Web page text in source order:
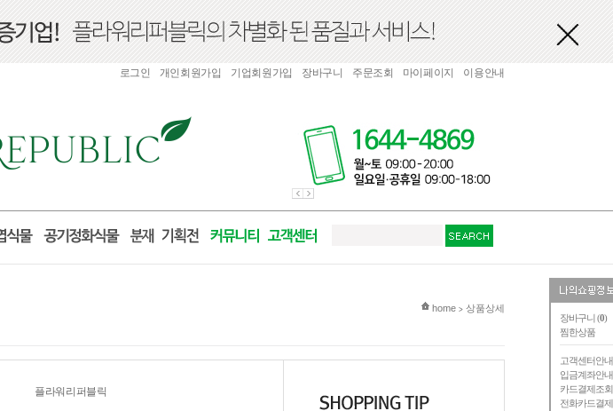
장바구니 (0)
찜한상품
고객센터안내
입금계좌안내
카드결제조회
전화카드결제
로그인 개인회원가입 기업회원가입 장바구니 주문조회 마이페이지 이용안내
현재 위치
home > 상품상세
플라워리퍼블릭